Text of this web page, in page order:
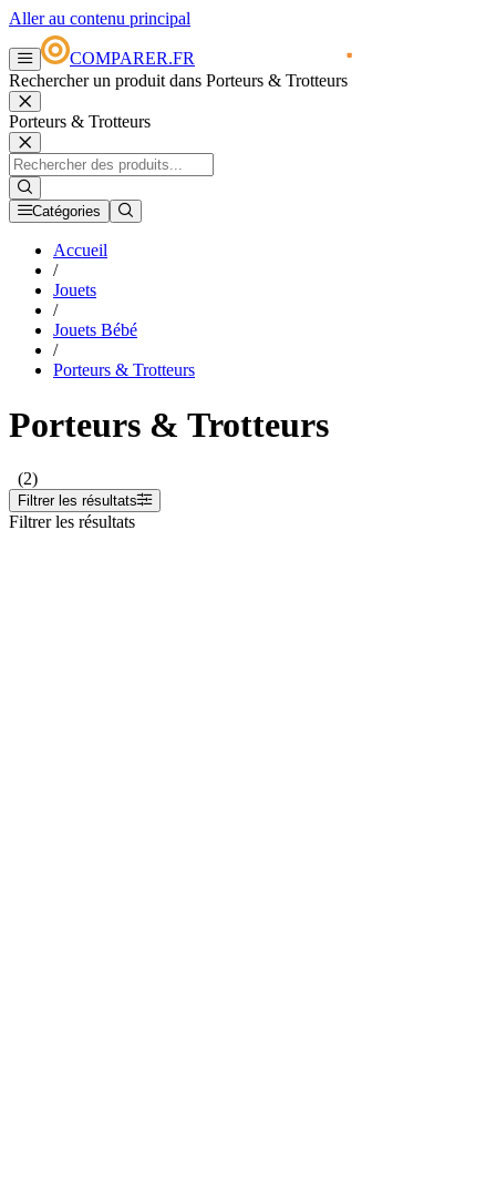
Aller au contenu principal
COMPARER.FR
Rechercher un produit dans Porteurs & Trotteurs
Porteurs & Trotteurs
Catégories
Accueil
/
Jouets
/
Jouets Bébé
/
Porteurs & Trotteurs
Porteurs & Trotteurs
(2)
Filtrer les résultats
Filtrer les résultats